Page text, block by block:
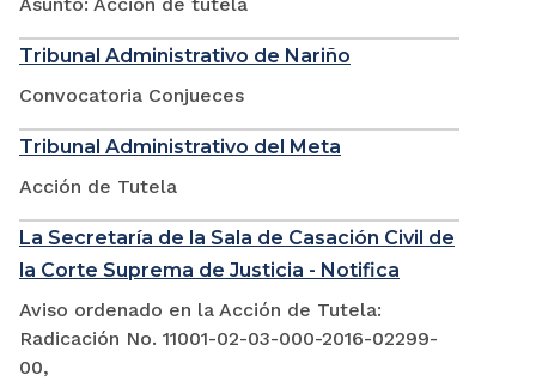
Tribunal Administrativo de Nariño
Convocatoria Conjueces
Tribunal Administrativo del Meta
Acción de Tutela
La Secretaría de la Sala de Casación Civil de
la Corte Suprema de Justicia - Notifica
Aviso ordenado en la Acción de Tutela:
Radicación No. 11001-02-03-000-2016-02299-
00,